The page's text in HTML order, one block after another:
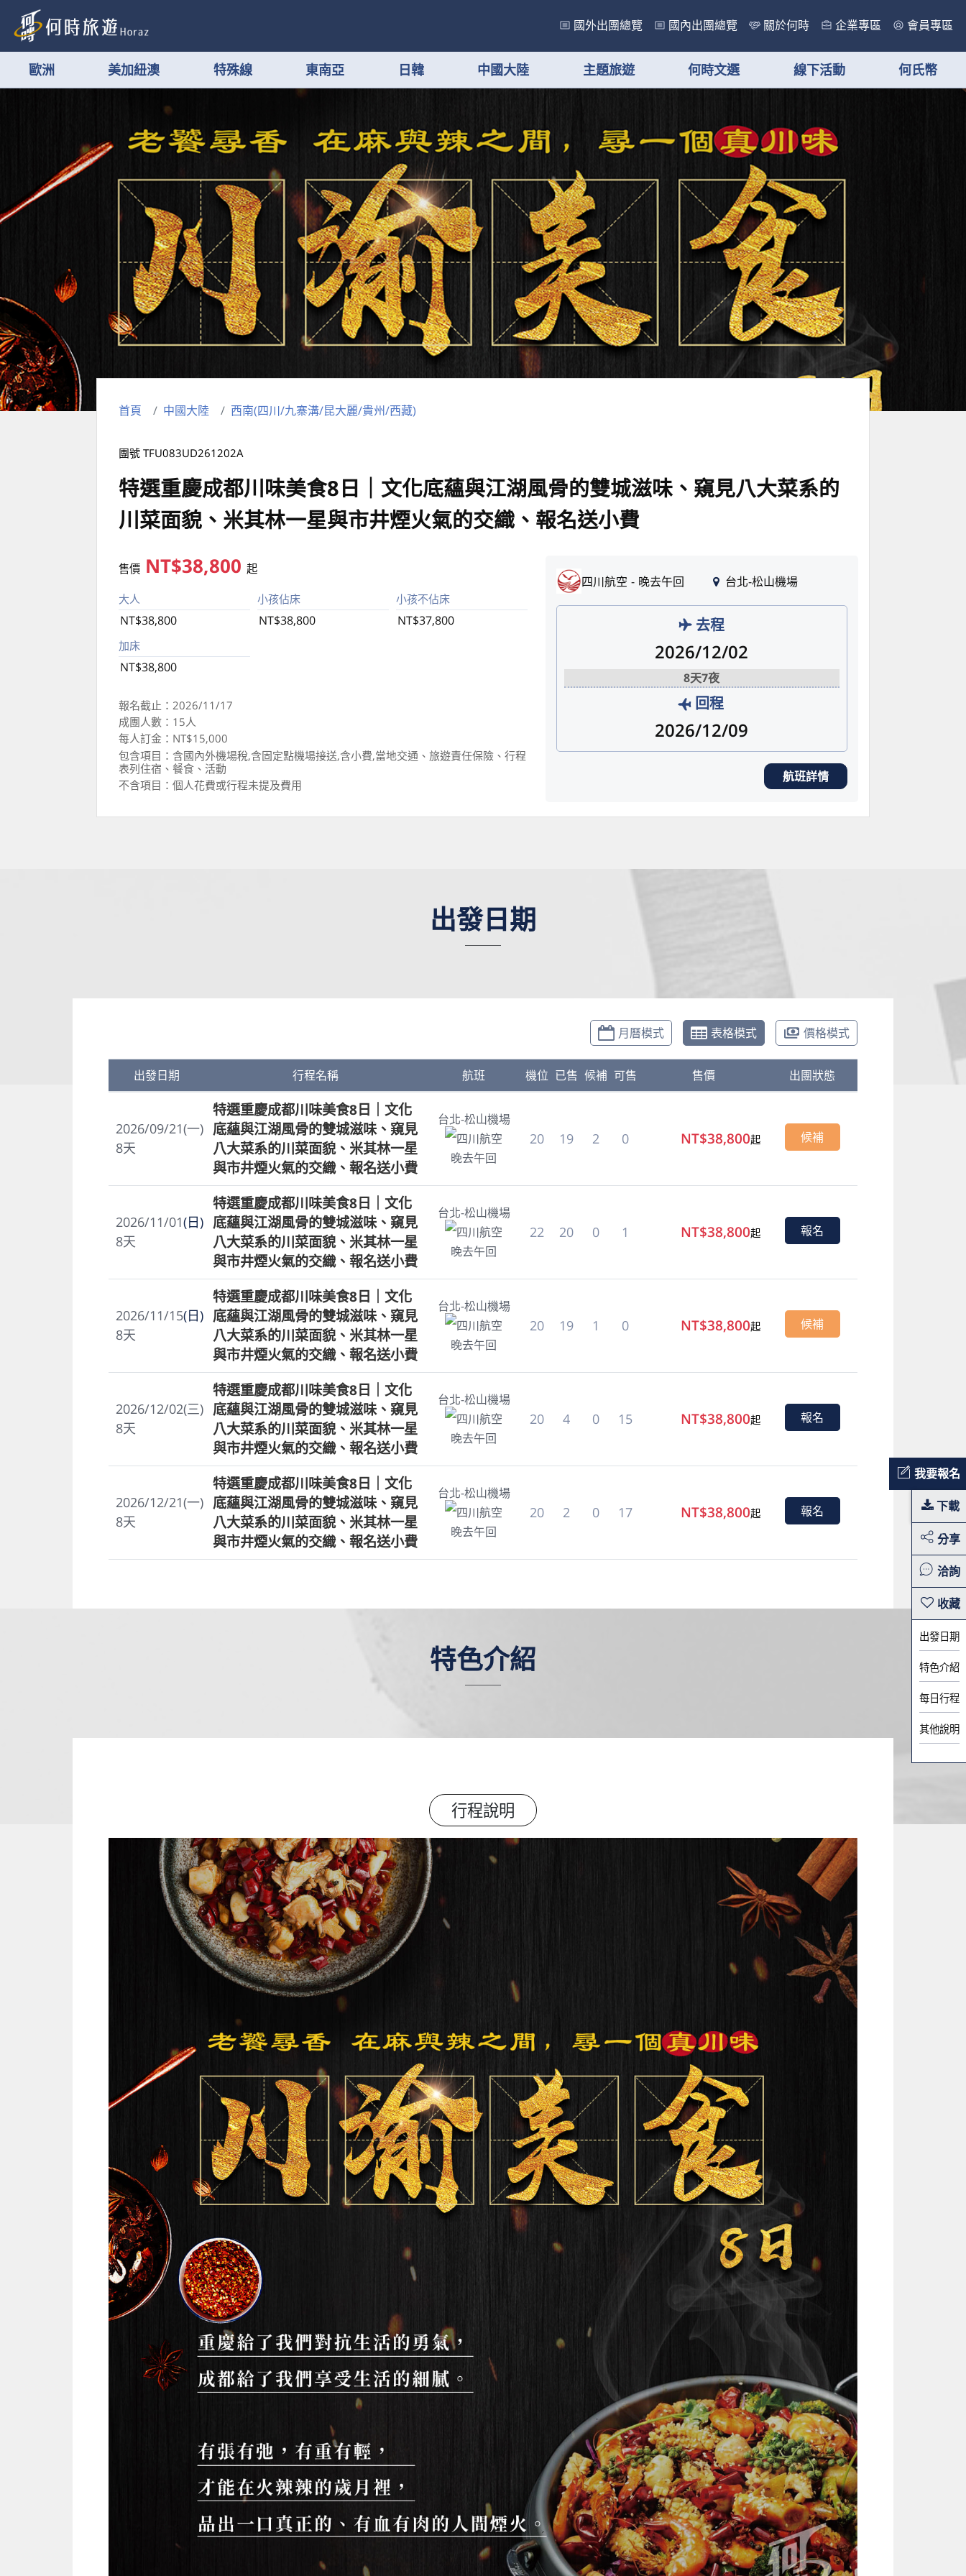
國外出團總覽 國內出團總覽 關於何時 企業專區 會員專區
歐洲 美加紐澳 特殊線 東南亞 日韓 中國大陸 主題旅遊 何時文選 線下活動 何氏幣
我要報名
下載
分享
洽詢
特色介紹
每日行程
其他說明
出發日期
首頁 中國大陸 西南(四川/九寨溝/昆大麗/貴州/西藏)
團號 TFU083UD261202A
特選重慶成都川味美食8日｜文化底蘊與江湖風骨的雙城滋味、窺見八大菜系的
川菜面貌、米其林一星與市井煙火氣的交織、報名送小費
售價 NT$38,800起
大人
NT$38,800
小孩佔床
NT$38,800
小孩不佔床
NT$37,800
加床
NT$38,800
報名截止：2026/11/17
成團人數：15人
每人訂金：NT$15,000
包含項目：含國內外機場稅,含固定點機場接送,含小費,當地交通、旅遊責任保險、行程
表列住宿、餐食、活動
不含項目：個人花費或行程未提及費用
四川航空 晚去午回 台北-松山機場
去程
2026/12/02
8天7夜
回程
2026/12/09
航班詳情
特色介紹
行程說明
出發日期
月曆模式 表格模式 價格模式
出發日期 行程名稱 航班 機位 已售 候補 可售 售價 出團狀態
2026/09/21(一)
8天
特選重慶成都川味美食8日｜文化
底蘊與江湖風骨的雙城滋味、窺見
八大菜系的川菜面貌、米其林一星
與市井煙火氣的交織、報名送小費
台北-松山機場
四川航空
晚去午回
20 19 2 0 NT$38,800起 候補
2026/11/01(日)
8天
特選重慶成都川味美食8日｜文化
底蘊與江湖風骨的雙城滋味、窺見
八大菜系的川菜面貌、米其林一星
與市井煙火氣的交織、報名送小費
台北-松山機場
四川航空
晚去午回
22 20 0 1 NT$38,800起 報名
2026/11/15(日)
8天
特選重慶成都川味美食8日｜文化
底蘊與江湖風骨的雙城滋味、窺見
八大菜系的川菜面貌、米其林一星
與市井煙火氣的交織、報名送小費
台北-松山機場
四川航空
晚去午回
20 19 1 0 NT$38,800起 候補
2026/12/02(三)
8天
特選重慶成都川味美食8日｜文化
底蘊與江湖風骨的雙城滋味、窺見
八大菜系的川菜面貌、米其林一星
與市井煙火氣的交織、報名送小費
台北-松山機場
四川航空
晚去午回
20 4 0 15 NT$38,800起 報名
2026/12/21(一)
8天
特選重慶成都川味美食8日｜文化
底蘊與江湖風骨的雙城滋味、窺見
八大菜系的川菜面貌、米其林一星
與市井煙火氣的交織、報名送小費
台北-松山機場
四川航空
晚去午回
20 2 0 17 NT$38,800起 報名